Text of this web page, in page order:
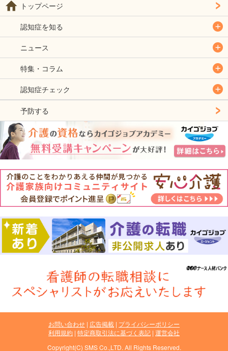
トップページ
認知症を知る
ニュース
特集・コラム
認知症チェック
予防する
お問い合わせ 広告掲載 プライバシーポリシー
利用規約 特定商取引法に基づく表記 運営会社
Copyright(C) SMS Co.,LTD. All Rights Reserved.